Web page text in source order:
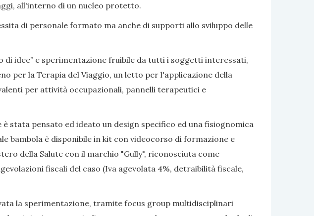
all'interno di un nucleo protetto.
di personale formato ma anche di supporti allo sviluppo delle
idee” e sperimentazione fruibile da tutti i soggetti interessati,
per la Terapia del Viaggio, un letto per l'applicazione della
per attività occupazionali, pannelli terapeutici e
stata pensato ed ideato un design specifico ed una fisiognomica
bambola è disponibile in kit con videocorso di formazione e
della Salute con il marchio "Gully", riconosciuta come
fiscali del caso (Iva agevolata 4%, detraibilità fiscale,
la sperimentazione, tramite focus group multidisciplinari